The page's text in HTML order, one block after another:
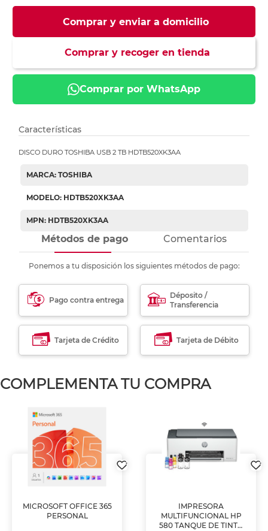
Comprar y enviar a domicilio
Comprar y recoger en tienda
Comprar por WhatsApp
Características
DISCO DURO TOSHIBA USB 2 TB HDTB520XK3AA
MARCA: TOSHIBA
MODELO: HDTB520XK3AA
MPN: HDTB520XK3AA
Métodos de pago Comentarios
Ponemos a tu disposición los siguientes métodos de pago:
Pago contra entrega
Déposito /
Transferencia
Tarjeta de Crédito Tarjeta de Débito
COMPLEMENTA TU COMPRA
MICROSOFT OFFICE 365
PERSONAL
IMPRESORA
MULTIFUNCIONAL HP
580 TANQUE DE TINTA